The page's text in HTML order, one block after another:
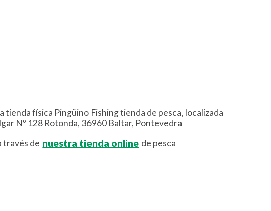
física Pingüino Fishing tienda de pesca, localizada
Nº 128 Rotonda, 36960 Baltar, Pontevedra
través de nuestra tienda online de pesca